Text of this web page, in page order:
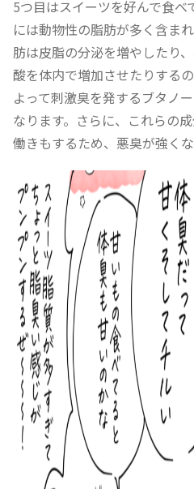
5つ目はスイーツを好んで食べ
には動物性の脂肪が多く含ま
肪は皮脂の分泌を増やしたり
酸を体内で増加させたりする
よって刺激臭を発するブタノ
なります。さらに、これらの
働きもするため、悪臭が強くな